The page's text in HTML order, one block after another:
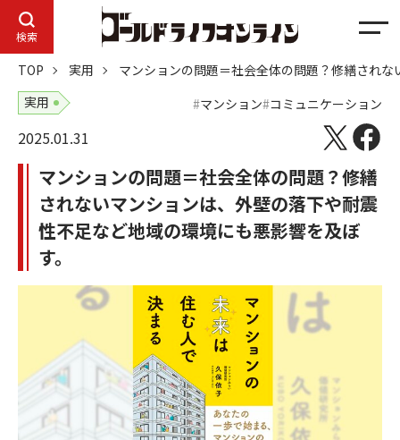
検索
メ
ニ
ュ
ー
TOP 実用
マンションの問題＝社会全体の問題？修繕され
実用
マンション コミュニケーション
2025.01.31
マンションの問題＝社会全体の問題？修繕
されないマンションは、外壁の落下や耐震
性不足など地域の環境にも悪影響を及ぼ
す。